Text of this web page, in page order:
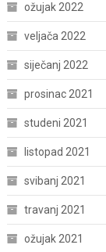
ožujak 2022
veljača 2022
siječanj 2022
prosinac 2021
studeni 2021
listopad 2021
svibanj 2021
travanj 2021
ožujak 2021